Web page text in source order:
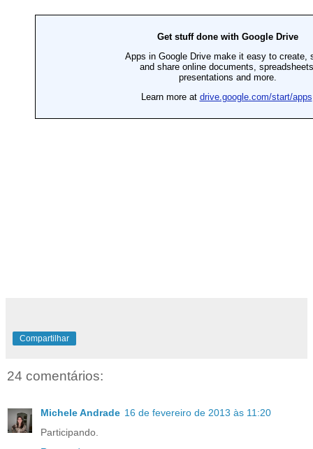
Compartilhar
24 comentários:
Michele Andrade 16 de fevereiro de 2013 às 11:20
Participando.